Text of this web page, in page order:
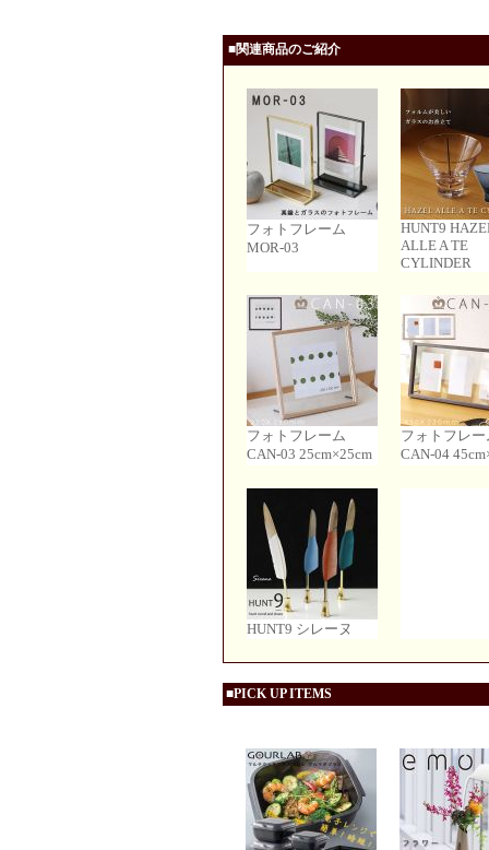
■関連商品のご紹介
フォトフレーム
MOR-03
HUNT9
ALLE A TE
CYLINDER
フォトフレーム
CAN-03 25cm×25cm
フォトフレー
CAN-04
HUNT9 シレーヌ
■PICK UP ITEMS